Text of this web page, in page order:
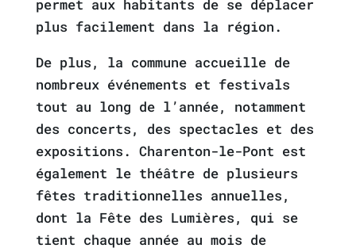
permet aux habitants de se déplacer
plus facilement dans la région.
De plus, la commune accueille de
nombreux événements et festivals
tout au long de l’année, notamment
des concerts, des spectacles et des
expositions. Charenton-le-Pont est
également le théâtre de plusieurs
fêtes traditionnelles annuelles,
dont la Fête des Lumières, qui se
tient chaque année au mois de